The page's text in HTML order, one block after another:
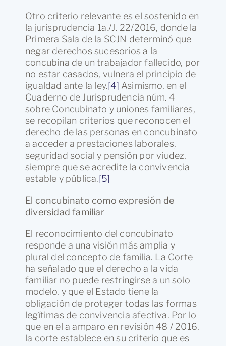
Otro criterio relevante es el sostenido en
la jurisprudencia 1a./J. 22/2016, donde la
Primera Sala de la SCJN determinó que
negar derechos sucesorios a la
concubina de un trabajador fallecido, por
no estar casados, vulnera el principio de
igualdad ante la ley.[4] Asimismo, en el
Cuaderno de Jurisprudencia núm. 4
sobre Concubinato y uniones familiares,
se recopilan criterios que reconocen el
derecho de las personas en concubinato
a acceder a prestaciones laborales,
seguridad social y pensión por viudez,
siempre que se acredite la convivencia
estable y pública.[5]
El concubinato como expresión de
diversidad familiar
El reconocimiento del concubinato
responde a una visión más amplia y
plural del concepto de familia. La Corte
ha señalado que el derecho a la vida
familiar no puede restringirse a un solo
modelo, y que el Estado tiene la
obligación de proteger todas las formas
legítimas de convivencia afectiva. Por lo
que en el a amparo en revisión 48 / 2016,
la corte establece en su criterio que es